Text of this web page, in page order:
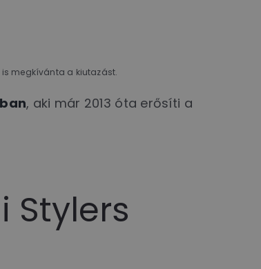
megkívánta a kiutazást.
, aki már 2013 óta erősíti a
Stylers